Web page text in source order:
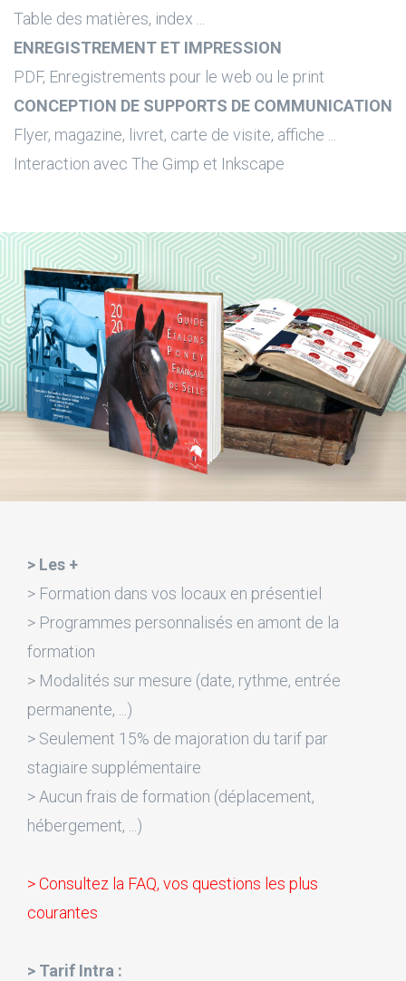
Table des matières, index ...
ENREGISTREMENT ET IMPRESSION
PDF, Enregistrements pour le web ou le print
CONCEPTION DE SUPPORTS DE COMMUNICATION
Flyer, magazine, livret, carte de visite, affiche ...
Interaction avec The Gimp et Inkscape
> Les +
> Formation dans vos locaux en présentiel
> Programmes personnalisés en amont de la
formation
> Modalités sur mesure (date, rythme, entrée
permanente, ...)
> Seulement 15% de majoration du tarif par
stagiaire supplémentaire
> Aucun frais de formation (déplacement,
hébergement, ...)
> Consultez la FAQ, vos questions les plus
courantes
> Tarif Intra :